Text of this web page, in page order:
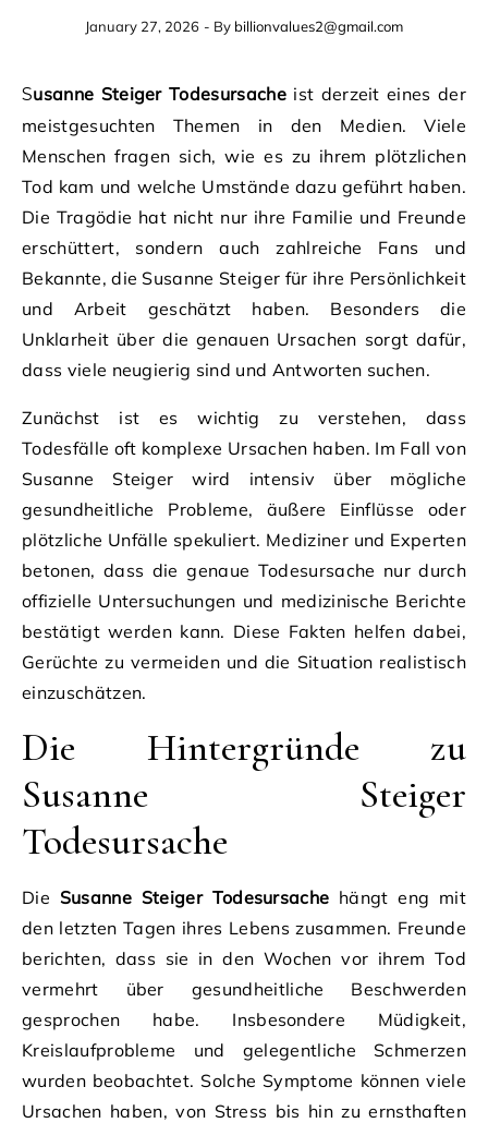
January 27, 2026 - By billionvalues2@gmail.com
Susanne Steiger Todesursacheist derzeit eines der
meistgesuchten Themen in den Medien. Viele
Menschen fragen sich, wie es zu ihrem plötzlichen
Tod kam und welche Umstände dazu geführt haben.
Die Tragödie hat nicht nur ihre Familie und Freunde
erschüttert, sondern auch zahlreiche Fans und
Bekannte, die Susanne Steiger für ihre Persönlichkeit
und Arbeit geschätzt haben. Besonders die
Unklarheit über die genauen Ursachen sorgt dafür,
dass viele neugierig sind und Antworten suchen.
Zunächst ist es wichtig zu verstehen, dass
Todesfälle oft komplexe Ursachen haben. Im Fall von
Susanne Steiger wird intensiv über mögliche
gesundheitliche Probleme, äußere Einflüsse oder
plötzliche Unfälle spekuliert. Mediziner und Experten
betonen, dass die genaue Todesursache nur durch
offizielle Untersuchungen und medizinische Berichte
bestätigt werden kann. Diese Fakten helfen dabei,
Gerüchte zu vermeiden und die Situation realistisch
einzuschätzen.
Die Hintergründe zu
Susanne Steiger
Todesursache
Die Susanne Steiger Todesursache hängt eng mit
den letzten Tagen ihres Lebens zusammen. Freunde
berichten, dass sie in den Wochen vor ihrem Tod
vermehrt über gesundheitliche Beschwerden
gesprochen habe. Insbesondere Müdigkeit,
Kreislaufprobleme und gelegentliche Schmerzen
wurden beobachtet. Solche Symptome können viele
Ursachen haben, von Stress bis hin zu ernsthaften